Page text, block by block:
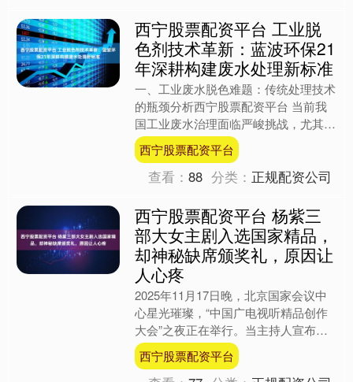
西宁股票配资平台 工业脱
色剂技术革新：蓝波环保21
年深耕构建废水处理新标准
一、工业废水脱色难题：传统处理技术
的瓶颈分析西宁股票配资平台 当前我
国工业废水治理面临严峻挑战，尤其是
印染、焦化、养殖等行业产生的高色度
废水处理问题日益凸显。据....
西宁股票配资平台
查看：88 分类： 正规配资公司
西宁股票配资平台 杨紫三
部大女主剧入选国家精品，
却神秘缺席颁奖礼，原因让
人心疼
2025年11月17日晚，北京国家会议中
心星光璀璨，“中国广电视听精品创作
大会”之夜正在举行。当主持人宣布
《国色芳华》《家业》《生命树》三部
剧同时入选2025年....
西宁股票配资平台